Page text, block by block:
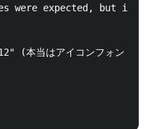
were expected, but it
(本当はアイコンフォントが